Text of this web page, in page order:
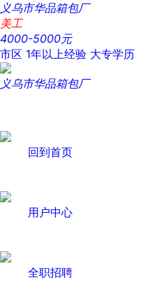
义乌市华品箱包厂
美工
4000-5000元
市区 1年以上经验 大专学历
义乌市华品箱包厂
回到首页
用户中心
全职招聘